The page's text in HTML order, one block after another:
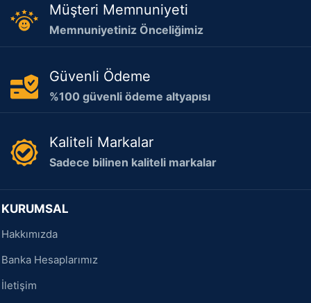
Müşteri Memnuniyeti
Memnuniyetiniz Önceliğimiz
Güvenli Ödeme
%100 güvenli ödeme altyapısı
Kaliteli Markalar
Sadece bilinen kaliteli markalar
KURUMSAL
Hakkımızda
Banka Hesaplarımız
İletişim